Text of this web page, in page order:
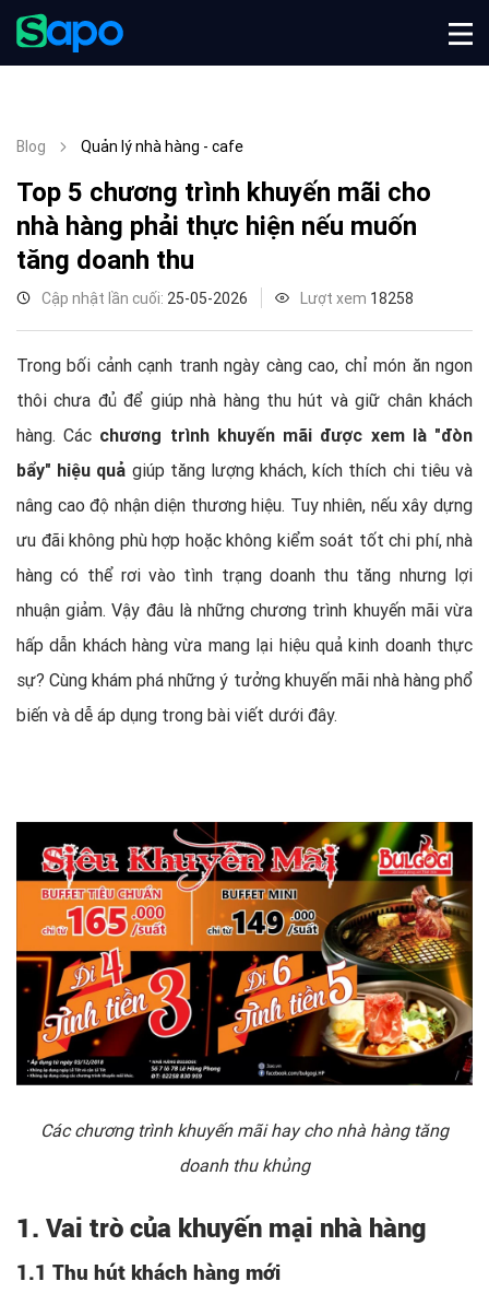
Blog Quản lý nhà hàng - cafe
Top 5 chương trình khuyến mãi cho
nhà hàng phải thực hiện nếu muốn
tăng doanh thu
Cập nhật lần cuối: 25-05-2026 Lượt xem 18258
Trong bối cảnh cạnh tranh ngày càng cao, chỉ món ăn ngon
thôi chưa đủ để giúp nhà hàng thu hút và giữ chân khách
hàng. Các chương trình khuyến mãi được xem là "đòn
bẩy" hiệu quả giúp tăng lượng khách, kích thích chi tiêu và
nâng cao độ nhận diện thương hiệu. Tuy nhiên, nếu xây dựng
ưu đãi không phù hợp hoặc không kiểm soát tốt chi phí, nhà
hàng có thể rơi vào tình trạng doanh thu tăng nhưng lợi
nhuận giảm. Vậy đâu là những chương trình khuyến mãi vừa
hấp dẫn khách hàng vừa mang lại hiệu quả kinh doanh thực
sự? Cùng khám phá những ý tưởng khuyến mãi nhà hàng phổ
biến và dễ áp dụng trong bài viết dưới đây.
Các chương trình khuyến mãi hay cho nhà hàng tăng
doanh thu khủng
1. Vai trò của khuyến mại nhà hàng
1.1 Thu hút khách hàng mới